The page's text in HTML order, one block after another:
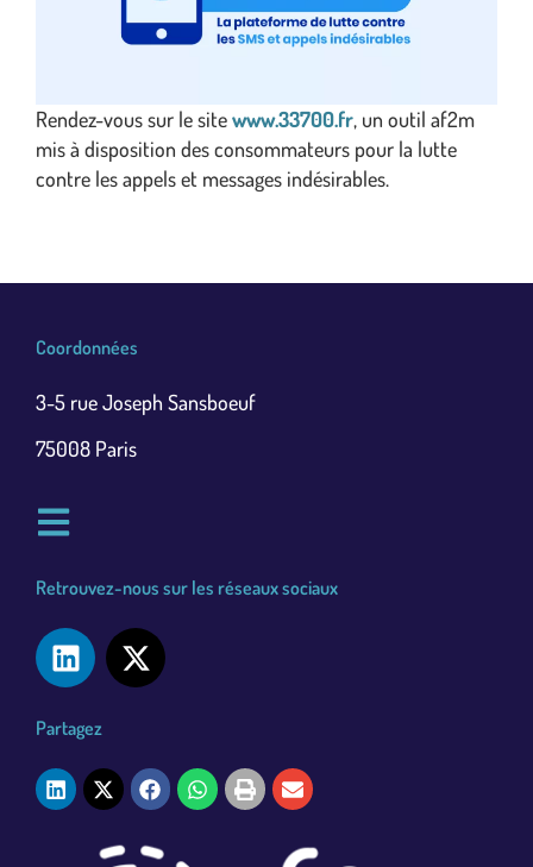
Rendez-vous sur le sitewww.33700.fr, un outil af2m
mis à disposition des consommateurs pour la lutte
contre les appels et messages indésirables.
Coordonnées
3-5 rue Joseph Sansboeuf
75008 Paris
Retrouvez-nous sur les réseaux sociaux
Partagez